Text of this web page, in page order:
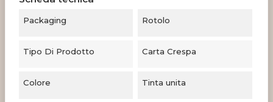
Packaging Rotolo
Tipo Di Prodotto Carta Crespa
Colore Tinta unita